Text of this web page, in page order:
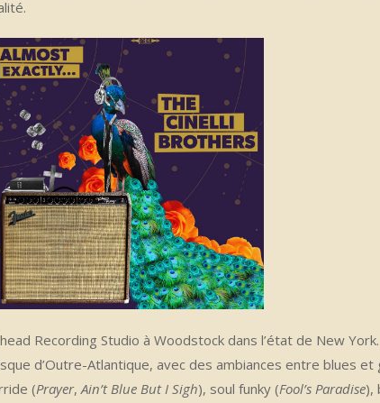
Recording Studio à Woodstock dans l’état de New
d’Outre-Atlantique, avec des ambiances entre blues et
(Prayer,Ain’t Blue But I Sigh), soul funky (Fool’s Paradise),